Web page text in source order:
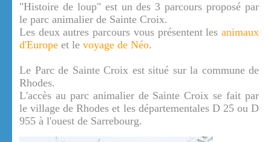
"Histoire de loup" est un des 3 parcours proposé par
le parc animalier de Sainte Croix.
Les deux autres parcours vous présentent les animaux
d'Europe et le voyage de Néo.
Le Parc de Sainte Croix est situé sur la commune de
Rhodes.
L'accès au parc animalier de Sainte Croix se fait par
le village de Rhodes et les départementales D 25 ou D
955 à l'ouest de Sarrebourg.